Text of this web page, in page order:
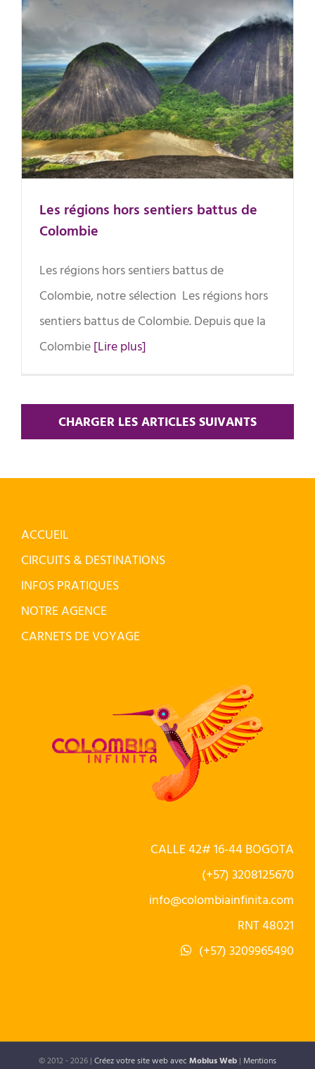
Les régions hors sentiers battus
de Colombie
Les régions hors sentiers battus de
Colombie
Les régions hors sentiers battus de
Colombie, notre sélection Les régions hors
sentiers battus de Colombie. Depuis que la
Colombie [Lire plus]
CHARGER LES ARTICLES SUIVANTS
ACCUEIL
CIRCUITS & DESTINATIONS
INFOS PRATIQUES
NOTRE AGENCE
CARNETS DE VOYAGE
CALLE 42# 16-44 BOGOTA
(+57) 3208125670
info@colombiainfinita.com
RNT 48021
(+57) 3209965490
© 2012 -2026 | Créez votre site web avec Mobius Web | Mentions